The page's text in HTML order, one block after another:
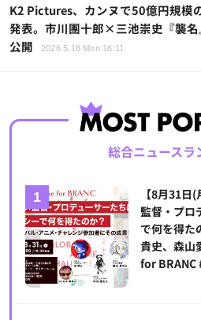
K2 Pictures、カンヌで50億円規模
発表。市川團十郎×三池崇史『襲
公開
2026.5.18 Mon 16:11
総合ニュースラ
【8月31日
監督・プロ
で何を得た
貴史、森山
for BRANC